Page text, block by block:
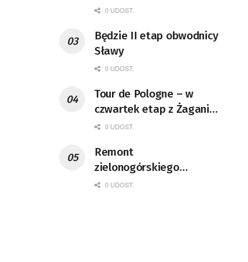
mety Tour de Pologne
0 UDOST.
Będzie II etap obwodnicy
Sławy
0 UDOST.
Tour de Pologne – w
czwartek etap z Żagania
do Karpacza
0 UDOST.
Remont
zielonogórskiego
deptaka zgodnie z
0 UDOST.